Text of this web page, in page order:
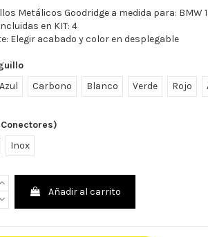
Metálicos Goodridge a medida para: BMW
en KIT: 4
Elegir acabado y color en desplegable
Azul Carbono Blanco Verde Rojo
Inox
Añadir al carrito